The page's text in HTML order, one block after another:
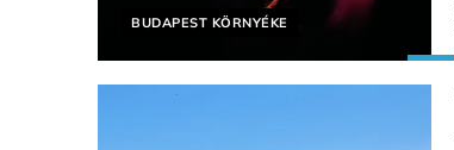
Helyszín címkék:
BUDAPEST KÖRNYÉKE